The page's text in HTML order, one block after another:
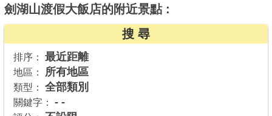
最新留言
商家合作
推薦景點
劍湖山渡假大飯店的附近景點 :
搜 尋
排序： 最近距離
地區： 所有地區
類型： 全部類別
關鍵字： - -